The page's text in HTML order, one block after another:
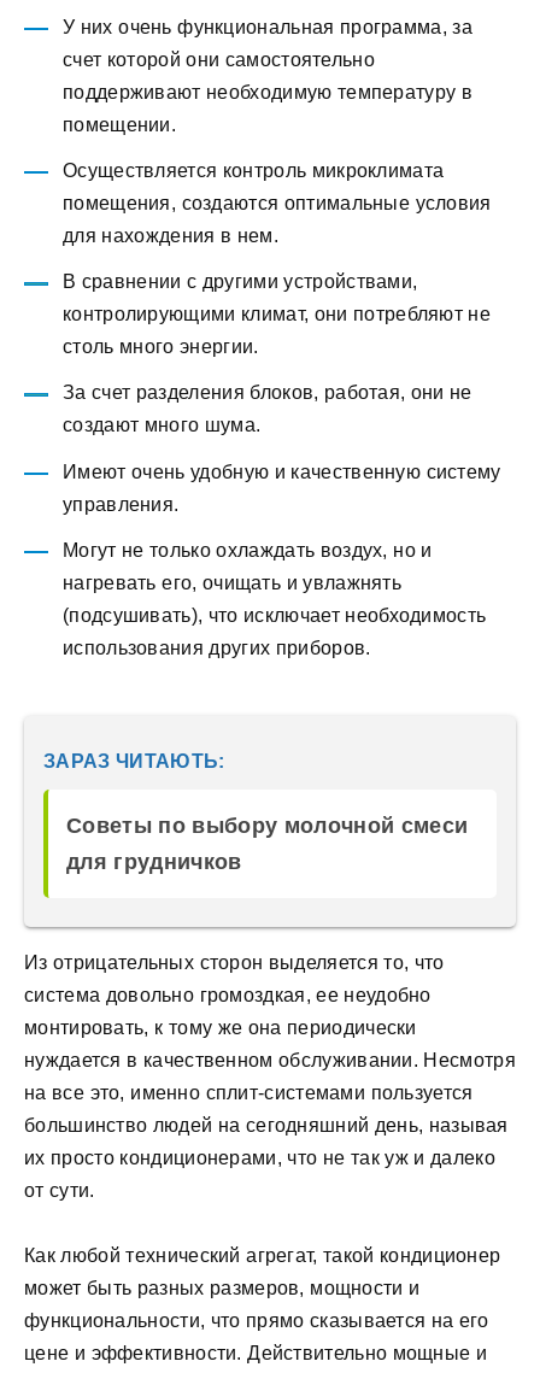
У них очень функциональная программа, за
счет которой они самостоятельно
поддерживают необходимую температуру в
помещении.
Осуществляется контроль микроклимата
помещения, создаются оптимальные условия
для нахождения в нем.
В сравнении с другими устройствами,
контролирующими климат, они потребляют не
столь много энергии.
За счет разделения блоков, работая, они не
создают много шума.
Имеют очень удобную и качественную систему
управления.
Могут не только охлаждать воздух, но и
нагревать его, очищать и увлажнять
(подсушивать), что исключает необходимость
использования других приборов.
ЗАРАЗ ЧИТАЮТЬ:
Советы по выбору молочной смеси
для грудничков
Из отрицательных сторон выделяется то, что
система довольно громоздкая, ее неудобно
монтировать, к тому же она периодически
нуждается в качественном обслуживании. Несмотря
на все это, именно сплит-системами пользуется
большинство людей на сегодняшний день, называя
их просто кондиционерами, что не так уж и далеко
от сути.
Как любой технический агрегат, такой кондиционер
может быть разных размеров, мощности и
функциональности, что прямо сказывается на его
цене и эффективности. Действительно мощные и